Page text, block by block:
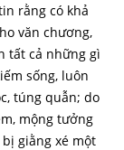
rằng có khả
văn chương,
tất cả những gì
sống, luôn
túng quẫn; do
mộng tưởng
giằng xé một